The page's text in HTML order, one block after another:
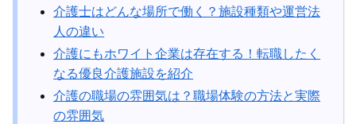
介護士はどんな場所で働く？施設種類や運営法
人の違い
介護にもホワイト企業は存在する！転職したく
なる優良介護施設を紹介
介護の職場の雰囲気は？職場体験の方法と実際
の雰囲気